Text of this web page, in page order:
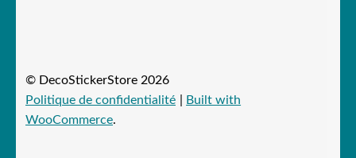
© DecoStickerStore 2026
Politique de confidentialité
Built with
WooCommerce.